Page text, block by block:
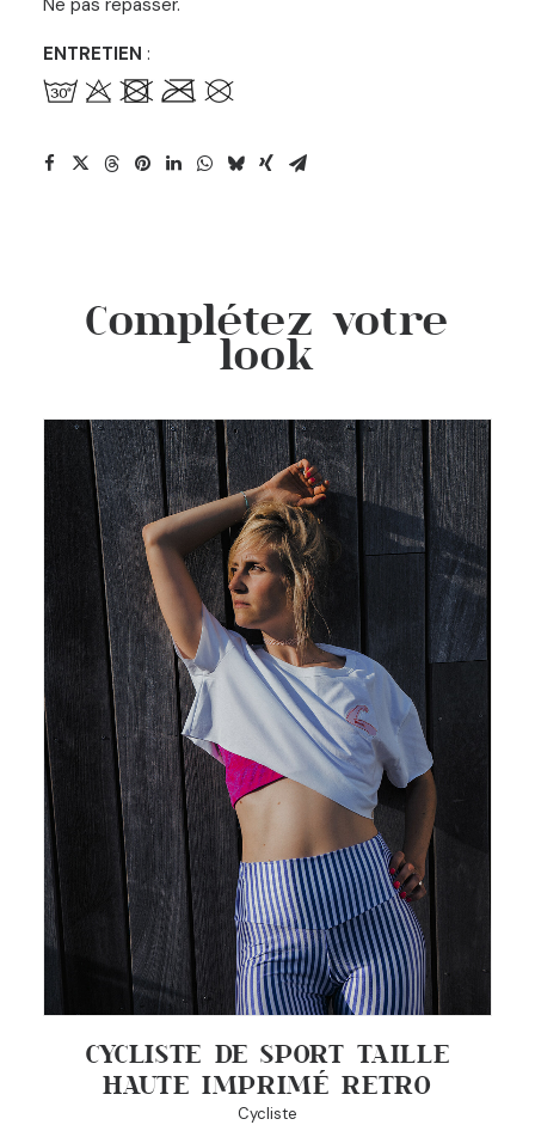
Ne pas repasser.
ENTRETIEN :
Complétez votre
look
CYCLISTE DE SPORT TAILLE
HAUTE IMPRIMÉ RETRO
Cycliste